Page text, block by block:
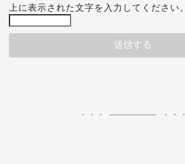
上に表示された文字を入力してください。